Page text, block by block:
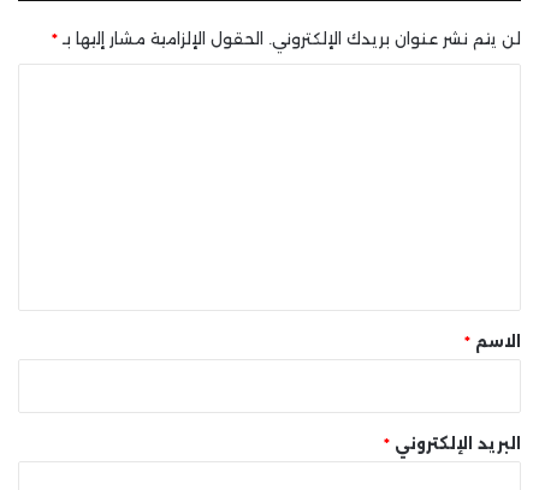
لن يتم نشر عنوان بريدك الإلكتروني. الحقول الإلزامية مشار إليها بـ*
* الاسم *
البريد الإلكتروني *